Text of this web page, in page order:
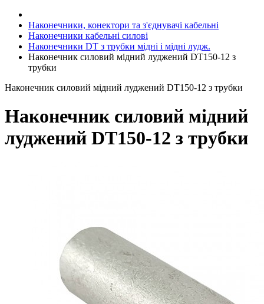
Наконечники, конектори та з'єднувачі кабельні
Наконечники кабельні силові
Наконечники DT з трубки мідні і мідні лудж.
Наконечник силовий мідний луджений DT150-12 з
трубки
Наконечник силовий мідний луджений DT150-12 з трубки
Наконечник силовий мідний
луджений DT150-12 з трубки